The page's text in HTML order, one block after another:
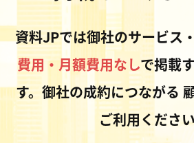
資料JPでは御社のサービス
費用・月額費用なしで掲載
す。御社の成約につながる
ご利用ください